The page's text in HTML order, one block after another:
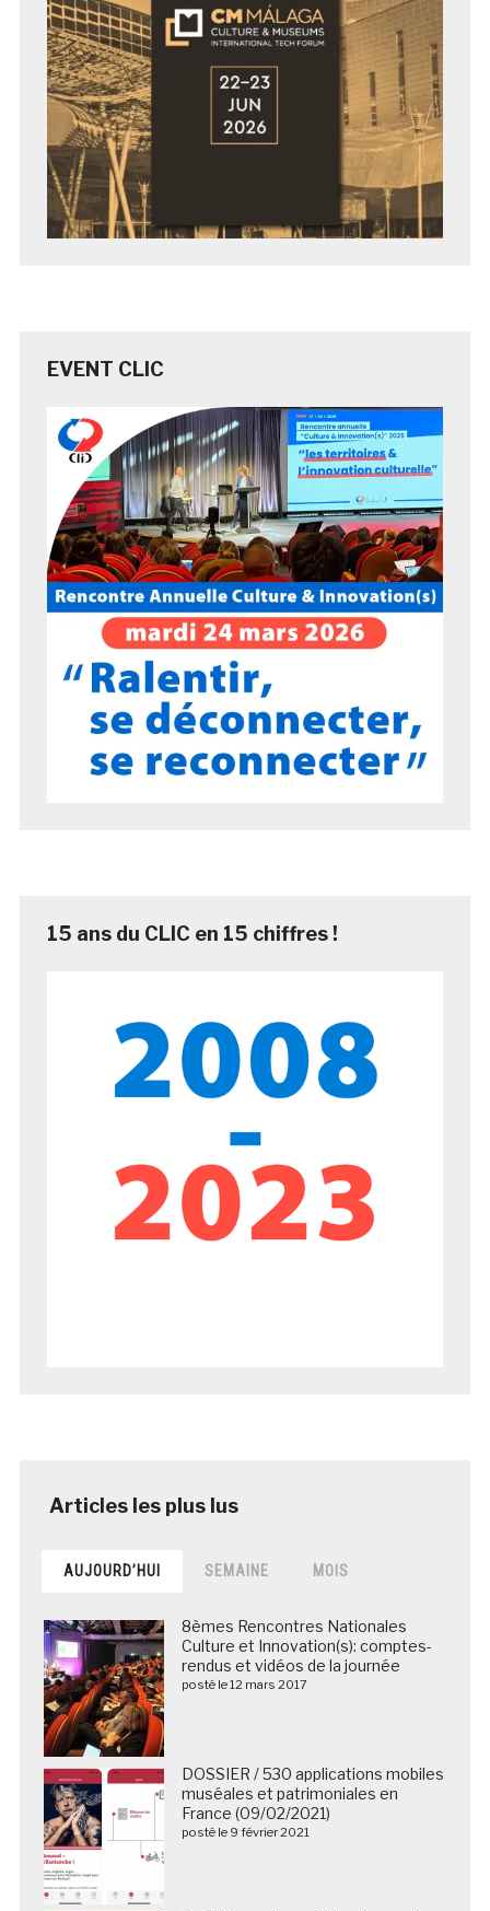
EVENT CLIC
15 ans du CLIC en 15 chiffres !
AUJOURD’HUI SEMAINE MOIS
8èmes Rencontres Nationales
Culture et Innovation(s): comptes-
rendus et vidéos de la journée
posté le 12 mars 2017
DOSSIER / 530 applications mobiles
muséales et patrimoniales en
France (09/02/2021)
posté le 9 février 2021